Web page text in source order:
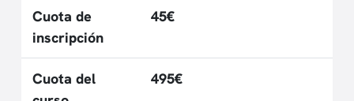
Cuota de
inscripción
45€
Cuota del
495€